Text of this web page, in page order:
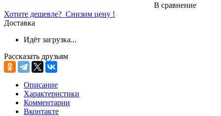
В сравнение
Хотите дешевле? Снизим цену !
Доставка
Идёт загрузка...
Рассказать друзьям
Описание
Характеристики
Комментарии
Вконтакте